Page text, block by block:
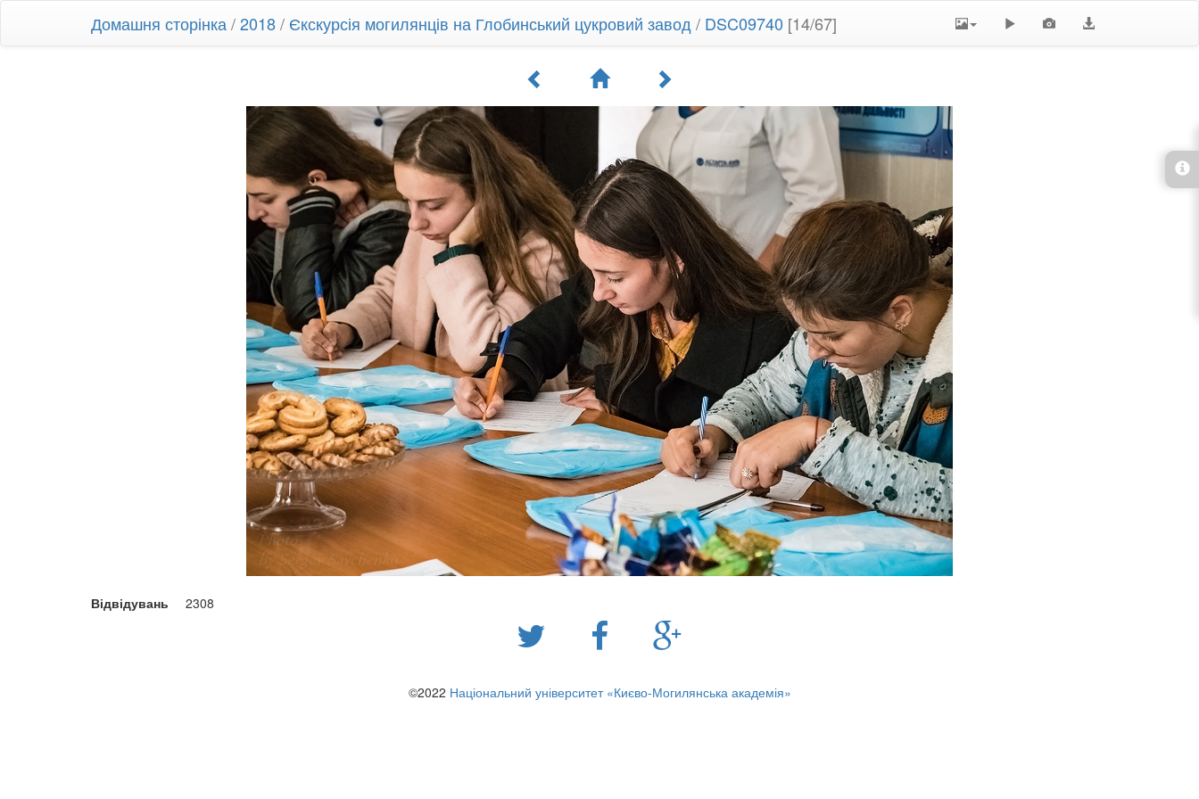
Домашня сторінка /2018/ Єкскурсія могилянців на Глобинський цукровий завод / DSC09740 [14/67]
Відвідувань 2308
©2022 Національний університет «Києво-Могилянська академія»